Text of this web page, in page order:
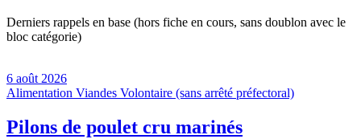
Derniers rappels en base (hors fiche en cours, sans doublon avec le
bloc catégorie)
6 août 2026
Alimentation Viandes Volontaire (sans arrêté préfectoral)
Pilons de poulet cru marinés